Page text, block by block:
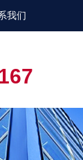
我们